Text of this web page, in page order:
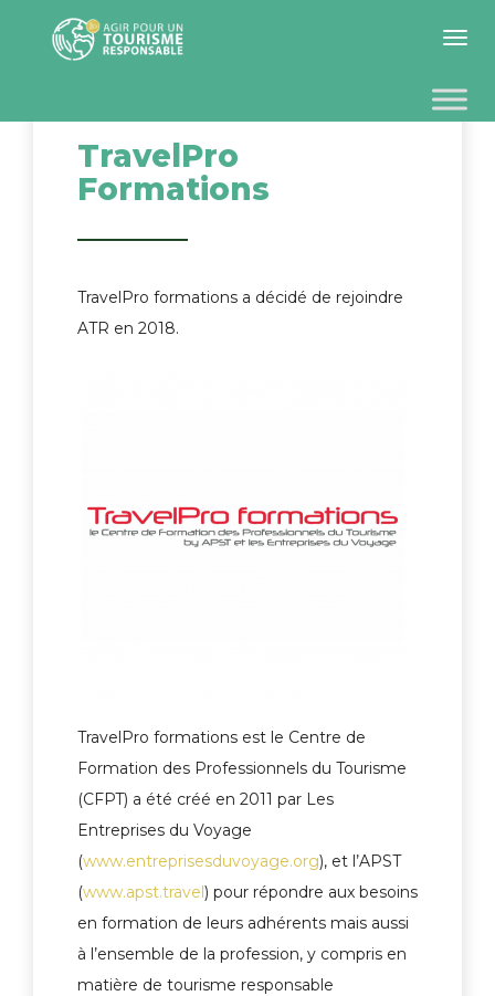
Toggle
TravelPro
Formations
TravelPro formations a décidé de rejoindre
ATR en 2018.
TravelPro formations est le Centre de
Formation des Professionnels du Tourisme
(CFPT) a été créé en 2011 par Les
Entreprises du Voyage
(www.entreprisesduvoyage.org), et l’APST
(www.apst.travel) pour répondre aux besoins
en formation de leurs adhérents mais aussi
à l’ensemble de la profession, y compris en
matière de tourisme responsable